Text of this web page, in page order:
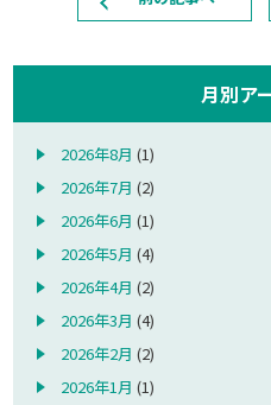
月別ア
2026年8月 (1)
2026年7月 (2)
2026年6月 (1)
2026年5月 (4)
2026年4月 (2)
2026年3月 (4)
2026年2月 (2)
2026年1月 (1)